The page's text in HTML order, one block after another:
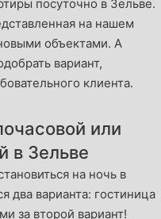
посуточно в Зельве.
на нашем
объектами. А
вариант,
клиента.
или
в Зельве
на ночь в
два варианта: гостиница
за второй вариант!